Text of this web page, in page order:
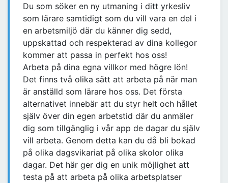
Du som söker en ny utmaning i ditt yrkesliv
som lärare samtidigt som du vill vara en del i
en arbetsmiljö där du känner dig sedd,
uppskattad och respekterad av dina kollegor
kommer att passa in perfekt hos oss!
Arbeta på dina egna villkor med högre lön!
Det finns två olika sätt att arbeta på när man
är anställd som lärare hos oss. Det första
alternativet innebär att du styr helt och hållet
själv över din egen arbetstid där du anmäler
dig som tillgänglig i vår app de dagar du själv
vill arbeta. Genom detta kan du då bli bokad
på olika dagsvikariat på olika skolor olika
dagar. Det här ger dig en unik möjlighet att
testa på att arbeta på olika arbetsplatser